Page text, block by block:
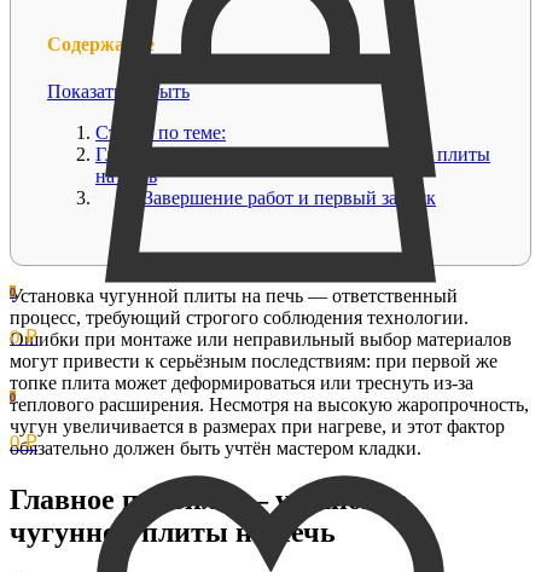
0
0 ₽
0
0 ₽
Содержание
Показать
Скрыть
Статьи по теме:
Главное правило — установка чугунной плиты
на печь
Завершение работ и первый запуск
Установка чугунной плиты на печь — ответственный
процесс, требующий строгого соблюдения технологии.
Ошибки при монтаже или неправильный выбор материалов
могут привести к серьёзным последствиям: при первой же
топке плита может деформироваться или треснуть из-за
теплового расширения. Несмотря на высокую жаропрочность,
чугун увеличивается в размерах при нагреве, и этот фактор
обязательно должен быть учтён мастером кладки.
Главное правило — установка
чугунной плиты на печь